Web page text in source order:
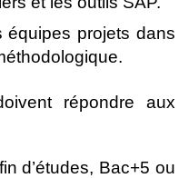
équipes projets dans
répondre aux
d’études, Bac+5 ou